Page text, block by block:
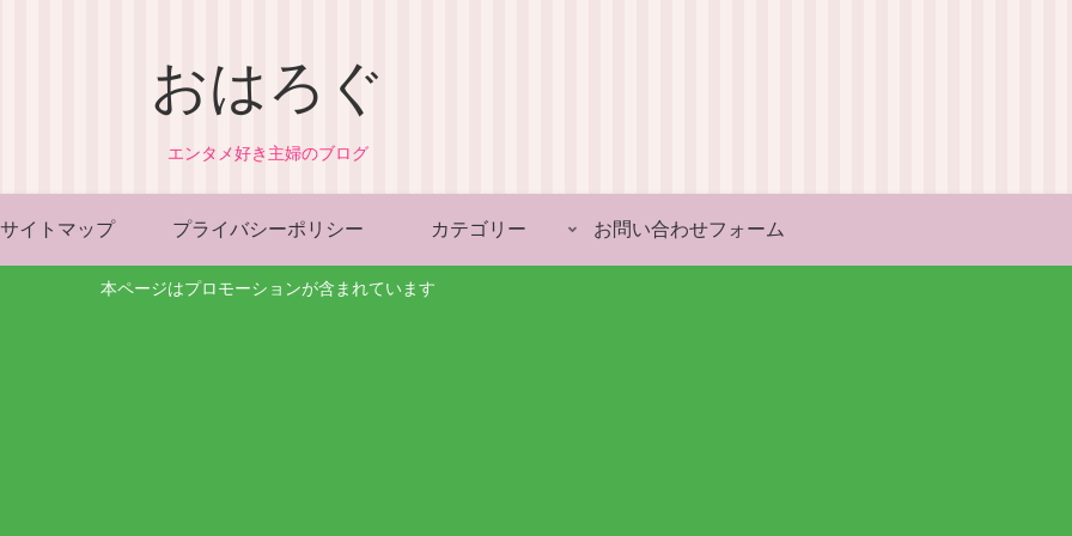
おはろぐ
エンタメ好き主婦のブログ
サイトマップ プライバシーポリシー カテゴリー お問い合わせフォーム
本ページはプロモーションが含まれています